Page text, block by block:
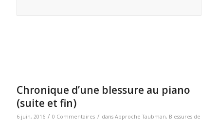
Chronique d’une blessure au piano
(suite et fin)
6 juin, 2016 / 0 Commentaires / dans Approche Taubman, Blessures de